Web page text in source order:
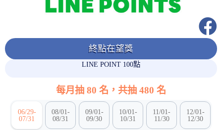
終點在望獎
LINE POINT 100點
每月抽 80 名，共抽 480 名
06/29-
07/31
08/01-
08/31
09/01-
09/30
10/01-
10/31
11/01-
11/30
12/01-
12/30